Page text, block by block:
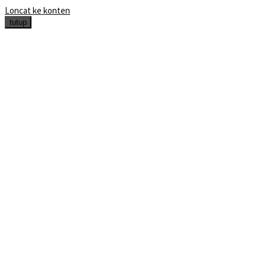
Loncat ke konten
tutup